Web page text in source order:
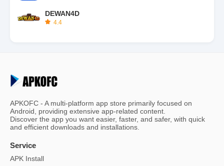
DEWAN4D
4.4
APKOFC - A multi-platform app store primarily focused on
Android, providing extensive app-related content.
Discover the app you want easier, faster, and safer, with quick
and efficient downloads and installations.
Service
APK Install